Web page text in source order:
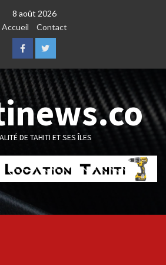
8 août 2026
Accueil
Contact
FacebookTwitter
DE TAHITI ET SES ÎLES